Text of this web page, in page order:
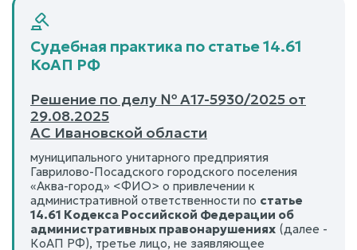
Судебная практика по статье 14.61
КоАП РФ
Решение по делу № А17-5930/2025 от
29.08.2025
АС Ивановской области
муниципального унитарного предприятия
Гаврилово-Посадского городского поселения
«Аква-город» <ФИО> о привлечении к
административной ответственности по статье
14.61 Кодекса Российской Федерации об
административных правонарушениях (далее -
КоАП РФ), третье лицо, не заявляющее